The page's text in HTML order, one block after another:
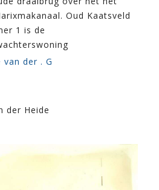
Oud Kaatsveld
1 is de
van der . G
der Heide